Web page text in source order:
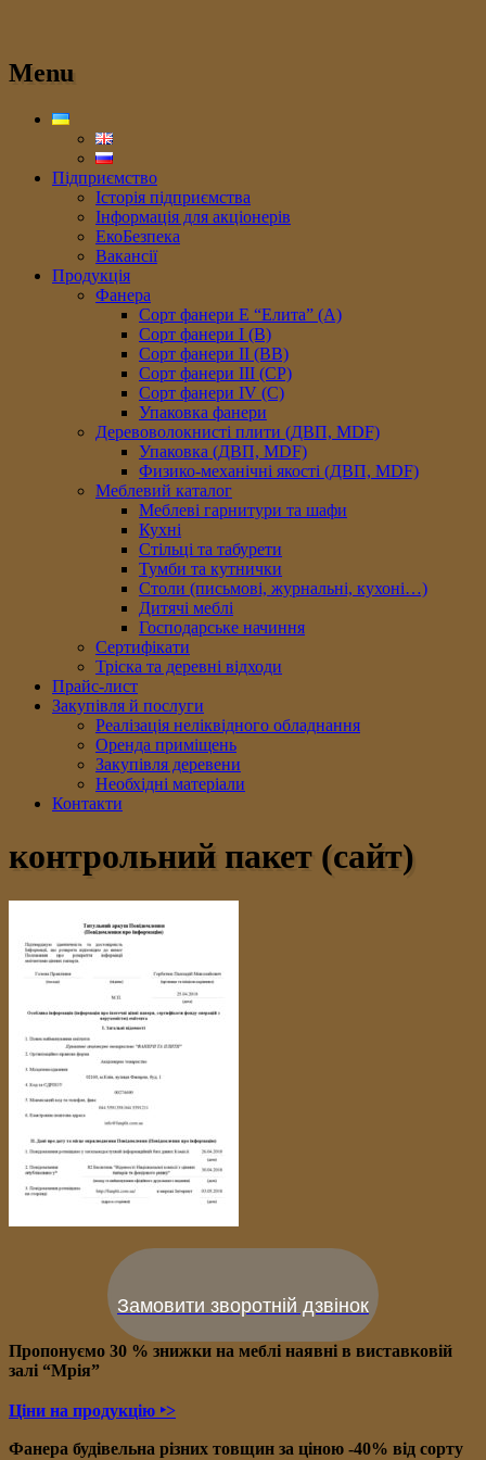
Menu
Підприємство
Історія підприємства
Інформація для акціонерів
ЕкоБезпека
Вакансії
Продукція
Фанера
Сорт фанери E “Елита” (A)
Сорт фанери I (В)
Сорт фанери II (ВB)
Сорт фанери III (CP)
Сорт фанери IV (C)
Упаковка фанери
Деревоволокнисті плити (ДВП, MDF)
Упаковка (ДВП, MDF)
Физико-механічні якості (ДВП, MDF)
Меблевий каталог
Меблеві гарнитури та шафи
Кухні
Стільці та табурети
Тумби та кутнички
Столи (письмові, журнальні, кухоні…)
Дитячі меблі
Господарське начиння
Сертифікати
Тріска та деревні відходи
Прайс-лист
Закупівля й послуги
Реалізація неліквідного обладнання
Оренда приміщень
Закупівля деревени
Необхідні матеріали
Контакти
контрольний пакет (сайт)
Замовити зворотній дзвінок
Пропонуємо 30 % знижки на меблі наявні в виставковій
залі “Мрія”
Ціни на продукцію ‣>
Фанера будівельна різних товщин за ціною -40% від сорту